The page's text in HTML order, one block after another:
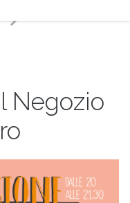
Negozio